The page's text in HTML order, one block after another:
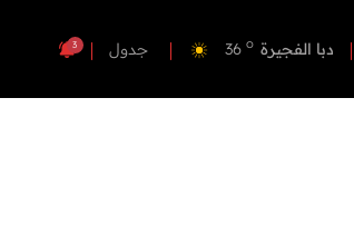
دبا الفجيرة 36 o جدول 3